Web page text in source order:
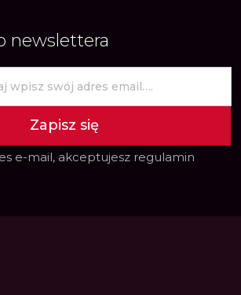
newslettera
Zapisz się
e-mail, akceptujesz regulamin